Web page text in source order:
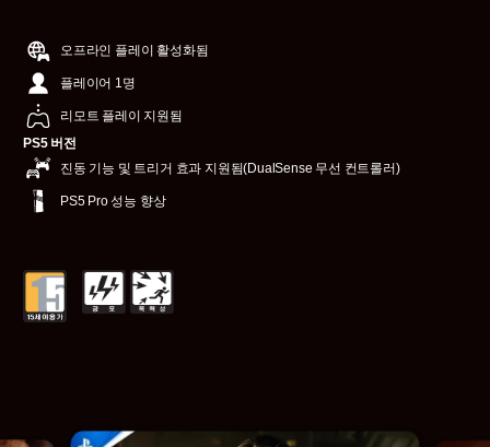
오프라인 플레이 활성화됨
플레이어 1명
리모트 플레이 지원됨
PS5 버전
진동 기능 및 트리거 효과 지원됨(DualSense 무선 컨트롤러)
PS5 Pro 성능 향상